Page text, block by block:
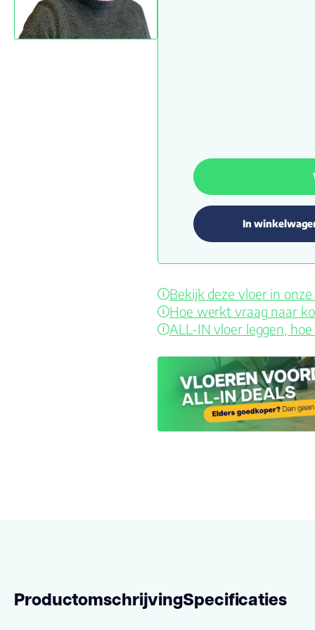
In
Bekijk deze vloer in
Hoe werkt vraag naar
ALL-IN vloer leggen,
ProductomschrijvingSpecificaties